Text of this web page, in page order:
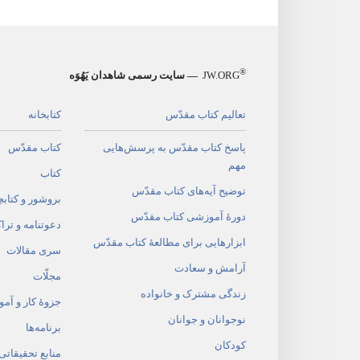
JW.ORG® — سایت رسمی شاهدان یَهُوَه
تعالیم کتاب مقدّس
پاسخ کتاب مقدّس به پرسش‌هایی
مهم
توضیح آیه‌های کتاب مقدّس
دورهٔ آموزشی کتاب مقدّس
ابزارهایی برای مطالعهٔ کتاب مقدّس
آرامش و سعادت
زندگی مشترک و خانواده
نوجوانان و جوانان
کودکان
کتابخانه
کتاب مقدّس
کتاب
بروشور و
دعوتنامه و
سری مقالات
مجلّات
جزوهٔ کار و
برنامه‌ها
منابع تحقیقاتی